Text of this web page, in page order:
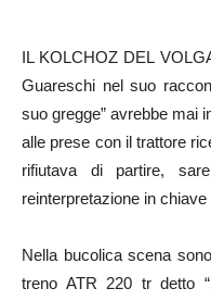
IL KOLCHOZ DEL
Guareschi nel suo
suo gregge” avrebbe mai
alle prese con il trattore
rifiutava di partire,
reinterpretazione in
Nella bucolica scena
treno ATR 220 tr detto